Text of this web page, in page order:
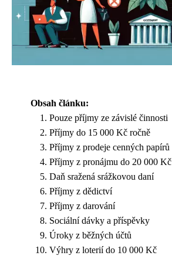
Obsah článku:
Pouze příjmy ze závislé činnosti
Příjmy do 15 000 Kč ročně
Příjmy z prodeje cenných papírů
Příjmy z pronájmu do 20 000 Kč
Daň sražená srážkovou daní
Příjmy z dědictví
Příjmy z darování
Sociální dávky a příspěvky
Úroky z běžných účtů
Výhry z loterií do 10 000 Kč